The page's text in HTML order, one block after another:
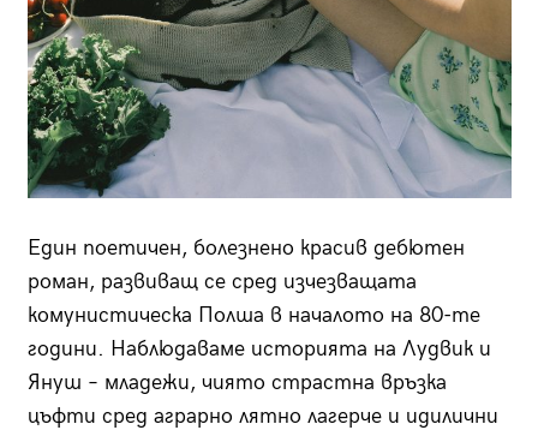
Един поетичен, болезнено красив дебютен
роман, развиващ се сред изчезващата
комунистическа Полша в началото на 80-те
години. Наблюдаваме историята на Лудвик и
Януш – младежи, чиято страстна връзка
цъфти сред аграрно лятно лагерче и идилични